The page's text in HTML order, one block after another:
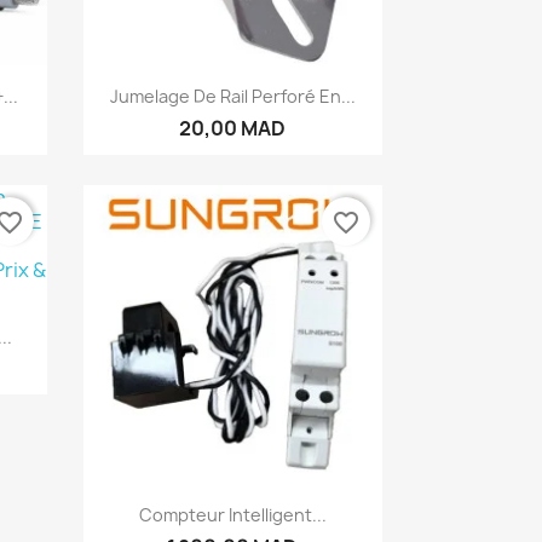
Aperçu rapide
Jumelage De Rail Perforé En...
20,00 MAD
Aperçu rapide
Compteur Intelligent...
favorite_border